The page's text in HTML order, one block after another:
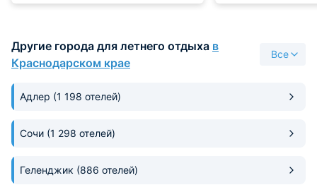
оближешь!
ухожена, двор
Другие города для летнего отдыха в
Краснодарском крае
Все
Адлер (1 198 отелей)
Сочи (1 298 отелей)
Геленджик (886 отелей)